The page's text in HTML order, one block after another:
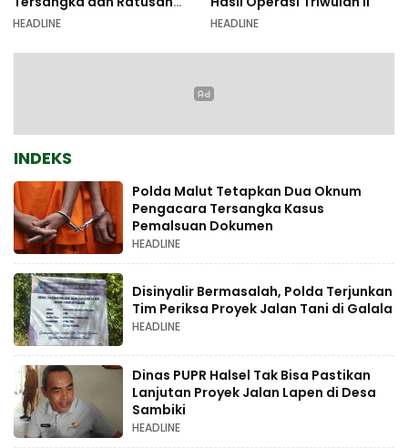
Amunisi Diamankan
HEADLINE HEADLINE
INDEKS
Polda Malut Tetapkan Dua Oknum
Pengacara Tersangka Kasus
Pemalsuan Dokumen
HEADLINE
Disinyalir Bermasalah, Polda Terjunkan
Tim Periksa Proyek Jalan Tani di Galala
HEADLINE
Dinas PUPR Halsel Tak Bisa Pastikan
Lanjutan Proyek Jalan Lapen di Desa
Sambiki
HEADLINE